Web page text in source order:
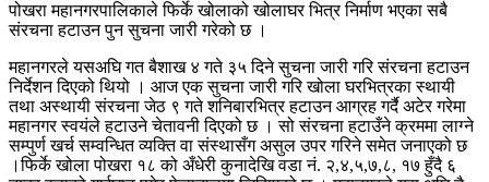
पोखरा महानगरपालिकाले फिर्के खोलाको खोलाघर भित्र निर्माण भएका सबै
संरचना हटाउन पुन सुचना जारी गरेको छ ।
महानगरले यसअघि गत बैशाख ४ गते ३५ दिने सुचना जारी गरि संरचना हटाउन
निर्देशन दिएको थियो । आज एक सुचना जारी गरि खोला घरभित्रका स्थायी
तथा अस्थायी संरचना जेठ ९ गते शनिबारभित्र हटाउन आग्रह गर्दै अटेर गरेमा
महानगर स्वयंले हटाउने चेतावनी दिएको छ । सो संरचना हटाउँने क्रममा लाग्ने
सम्पुर्ण खर्च सम्वन्धित व्यक्ति वा संस्थासँग असुल उपर गरिने समेत जनाएको छ
।फिर्के खोला पोखरा १८ को अँधेरी कुनादेखि वडा नं. २,४,५,७,८, १७ हुँदै ६